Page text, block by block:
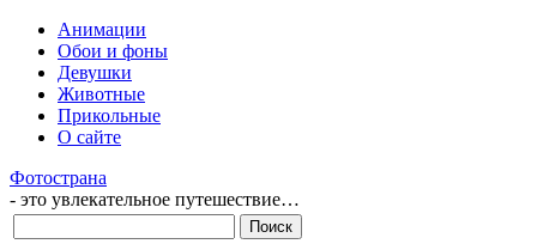
Анимации
Обои и фоны
Девушки
Животные
Прикольные
О сайте
Фотострана
- это увлекательное путешествие…